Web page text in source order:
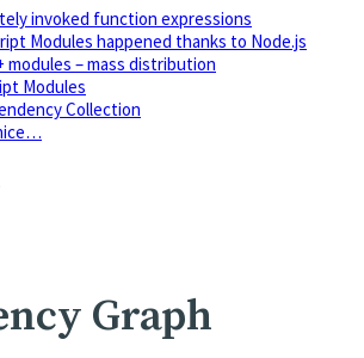
invoked function expressions
Modules happened thanks to Node.js
modules – mass distribution
Modules
Collection
Graph